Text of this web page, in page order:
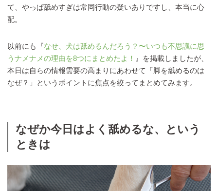
て、やっぱ舐めすぎは常同行動の疑いありですし、本当に心
配。
以前にも『なせ、犬は舐めるんだろう？〜いつも不思議に思
うナメナメの理由を8つにまとめたよ！ 』を掲載しましたが、
本日は自らの情報需要の高まりにあわせて「脚を舐めるのは
なぜ？」というポイントに焦点を絞ってまとめてみます。
なぜか今日はよく舐めるな、という
ときは